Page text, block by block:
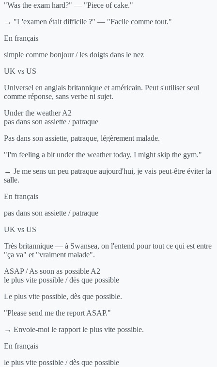
"Was the exam hard?" — "Piece of cake."
→ "L'examen était difficile ?" — "Facile comme tout."
En français
simple comme bonjour / les doigts dans le nez
UK vs US
Universel en anglais britannique et américain. Peut s'utiliser seul
comme réponse, sans verbe ni sujet.
Under the weather A2
pas dans son assiette / patraque
Pas dans son assiette, patraque, légèrement malade.
"I'm feeling a bit under the weather today, I might skip the gym."
→ Je me sens un peu patraque aujourd'hui, je vais peut-être éviter la
salle.
En français
pas dans son assiette / patraque
UK vs US
Très britannique — à Swansea, on l'entend pour tout ce qui est entre
"ça va" et "vraiment malade".
ASAP / As soon as possible A2
le plus vite possible / dès que possible
Le plus vite possible, dès que possible.
"Please send me the report ASAP."
→ Envoie-moi le rapport le plus vite possible.
En français
le plus vite possible / dès que possible